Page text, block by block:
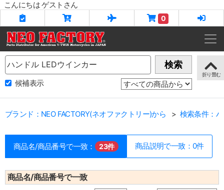
こんにちは ゲストさん
0
Name 検索
候補表示
ブランド：NEO FACTORY(ネオファクトリー)から 検索条件：
商品名/商品番号で一致： 23件 商品説明で一致：0件
商品名/商品番号で一致